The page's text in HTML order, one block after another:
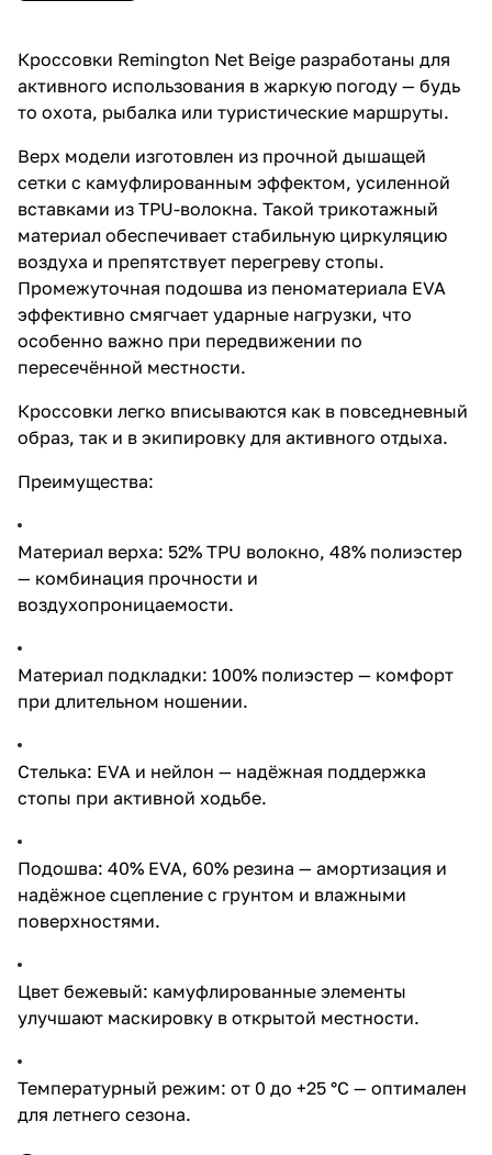
Кроссовки Remington Net Beige разработаны для
активного использования в жаркую погоду — будь
то охота, рыбалка или туристические маршруты.
Верх модели изготовлен из прочной дышащей
сетки с камуфлированным эффектом, усиленной
вставками из TPU-волокна. Такой трикотажный
материал обеспечивает стабильную циркуляцию
воздуха и препятствует перегреву стопы.
Промежуточная подошва из пеноматериала EVA
эффективно смягчает ударные нагрузки, что
особенно важно при передвижении по
пересечённой местности.
Кроссовки легко вписываются как в повседневный
образ, так и в экипировку для активного отдыха.
Преимущества:
Материал верха: 52% TPU волокно, 48% полиэстер
— комбинация прочности и
воздухопроницаемости.
Материал подкладки: 100% полиэстер — комфорт
при длительном ношении.
Стелька: EVA и нейлон — надёжная поддержка
стопы при активной ходьбе.
Подошва: 40% EVA, 60% резина — амортизация и
надёжное сцепление с грунтом и влажными
поверхностями.
Цвет бежевый: камуфлированные элементы
улучшают маскировку в открытой местности.
Температурный режим: от 0 до +25 °C — оптимален
для летнего сезона.